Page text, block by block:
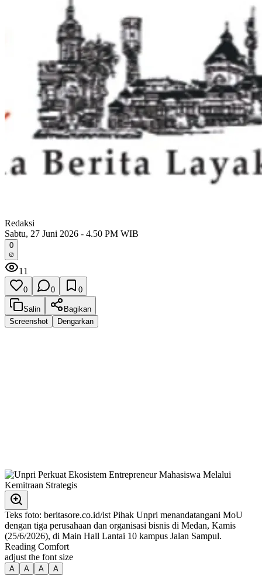
Redaksi
Sabtu, 27 Juni 2026 - 4.50 PM WIB
0
11
0 0 0
Salin
Bagikan
Screenshot
Dengarkan
Teks foto: beritasore.co.id/ist Pihak Unpri menandatangani MoU
dengan tiga perusahaan dan organisasi bisnis di Medan, Kamis
(25/6/2026), di Main Hall Lantai 10 kampus Jalan Sampul.
Reading Comfort
adjust the font size
A A A A